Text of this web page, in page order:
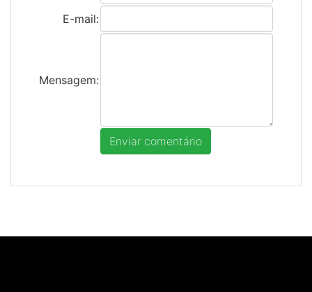
E-mail:
Mensagem: